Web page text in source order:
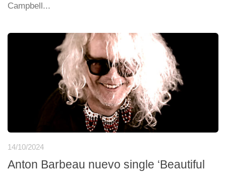
Campbell...
14/10/2024
Anton Barbeau nuevo single ‘Beautiful